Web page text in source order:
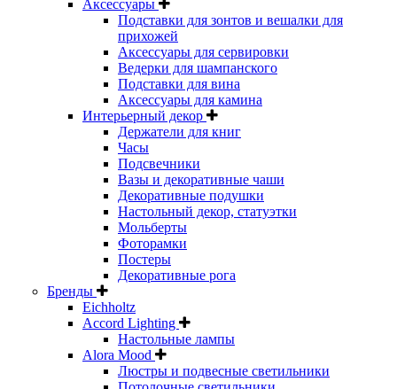
Аксессуары
Подставки для зонтов и вешалки для
прихожей
Аксессуары для сервировки
Ведерки для шампанского
Подставки для вина
Аксессуары для камина
Интерьерный декор
Держатели для книг
Часы
Подсвечники
Вазы и декоративные чаши
Декоративные подушки
Настольный декор, статуэтки
Мольберты
Фоторамки
Постеры
Декоративные рога
Бренды
Eichholtz
Accord Lighting
Настольные лампы
Alora Mood
Люстры и подвесные светильники